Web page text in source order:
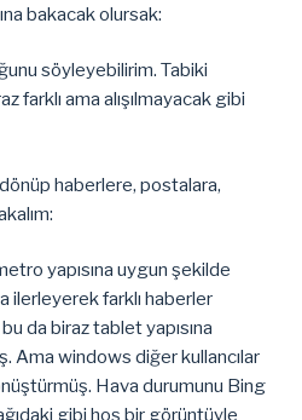
bakacak olursak:
söyleyebilirim. Tabiki
farklı ama alışılmayacak gibi
dönüp haberlere, postalara,
yapısına uygun şekilde
ilerleyerek farklı haberler
da biraz tablet yapısına
Ama windows diğer kullancılar
Hava durumunu Bing
gibi hoş bir görüntüyle